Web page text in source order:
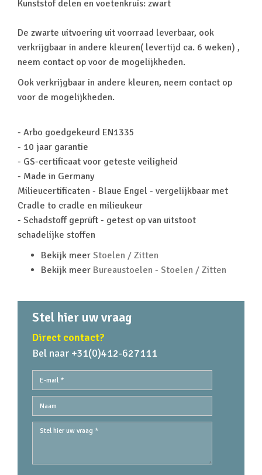
Kunststof delen en voetenkruis: zwart
De zwarte uitvoering uit voorraad leverbaar, ook
verkrijgbaar in andere kleuren( levertijd ca. 6 weken) ,
neem contact op voor de mogelijkheden.
Ook verkrijgbaar in andere kleuren, neem contact op
voor de mogelijkheden.
- Arbo goedgekeurd EN1335
- 10 jaar garantie
- GS-certificaat voor geteste veiligheid
- Made in Germany
Milieucertificaten - Blaue Engel - vergelijkbaar met
Cradle to cradle en milieukeur
- Schadstoff geprüft - getest op van uitstoot
schadelijke stoffen
Bekijk meer Stoelen / Zitten
Bekijk meer Bureaustoelen - Stoelen / Zitten
Stel hier uw vraag
Direct contact?
Bel naar +31(0)412-627111